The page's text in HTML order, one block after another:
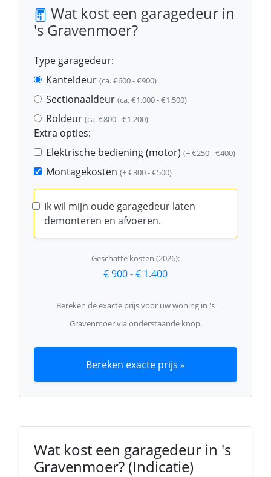
Wat kost een garagedeur in
's Gravenmoer?
Type garagedeur:
Kanteldeur (ca. €600 - €900)
Sectionaaldeur (ca. €1.000 - €1.500)
Roldeur (ca. €800 - €1.200)
Extra opties:
Elektrische bediening (motor) (+ €250 - €400)
Montagekosten (+ €300 - €500)
Ik wil mijn oude garagedeur laten
demonteren en afvoeren.
Geschatte kosten (2026):
€ 900-€ 1.400
Bereken de exacte prijs voor uw woning in 's
Gravenmoer via onderstaande knop.
Bereken exacte prijs »
Wat kost een garagedeur in 's
Gravenmoer? (Indicatie)